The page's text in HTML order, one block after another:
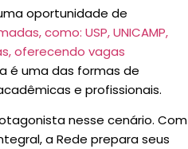
oportunidade de
como: USP, UNICAMP,
oferecendo vagas
é uma das formas de
e profissionais.
nesse cenário. Com
a Rede prepara seus